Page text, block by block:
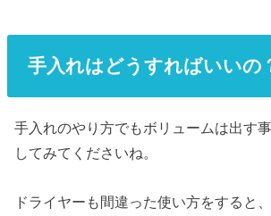
手入れはどうすればいいの
手入れのやり方でもボリュームは出す
してみてくださいね。
ドライヤーも間違った使い方をすると